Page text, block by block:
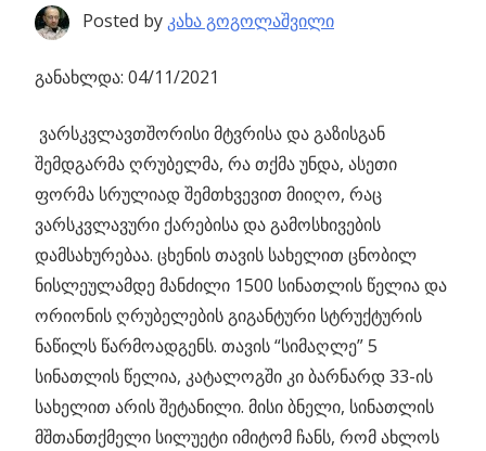
Posted by კახა გოგოლაშვილი
განახლდა: 04/11/2021
ვარსკვლავთშორისი მტვრისა და გაზისგან
შემდგარმა ღრუბელმა, რა თქმა უნდა, ასეთი
ფორმა სრულიად შემთხვევით მიიღო, რაც
ვარსკვლავური ქარებისა და გამოსხივების
დამსახურებაა. ცხენის თავის სახელით ცნობილ
ნისლეულამდე მანძილი 1500 სინათლის წელია და
ორიონის ღრუბელების გიგანტური სტრუქტურის
ნაწილს წარმოადგენს. თავის “სიმაღლე” 5
სინათლის წელია, კატალოგში კი ბარნარდ 33-ის
სახელით არის შეტანილი. მისი ბნელი, სინათლის
მშთანთქმელი სილუეტი იმიტომ ჩანს, რომ ახლოს